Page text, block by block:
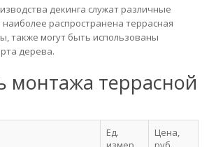
декинга служат различные
распространена террасная
также могут быть использованы
дерева.
монтажа террасной
Ед.
Цена,